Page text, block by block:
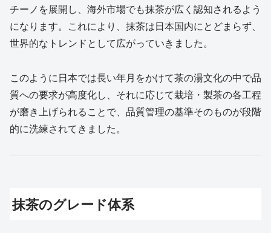
チーノを展開し、海外市場でも抹茶が広く認知されるよう
になります。これにより、抹茶は日本国内にとどまらず、
世界的なトレンドとして広がっていきました。
このように日本では長い年月をかけて茶の湯文化の中で品
質への要求が高度化し、それに応じて栽培・製茶の各工程
が磨き上げられることで、品質管理の基準そのものが段階
的に洗練されてきました。
抹茶のグレード体系